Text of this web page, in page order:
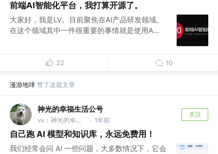
前端AI智能化平台，我打算开源了。
大家好，我是LV。目前聚焦在AI产品研发领域。
在这个领域其中一件很重要的事情就是使用A...
22 10
漫游地球 赞了这篇文章
神光的幸福生活公号
vx：神光的幸福生活 · 1年前
关注
自己跑 AI 模型和知识库，永远免费用！
我们经常会问 AI 一些问题，大多数情况下，它会